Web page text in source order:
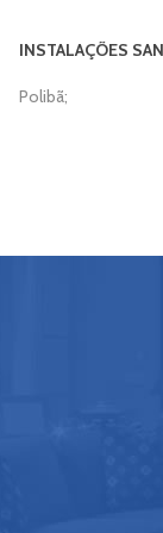
INSTALAÇÕES
Polibã;